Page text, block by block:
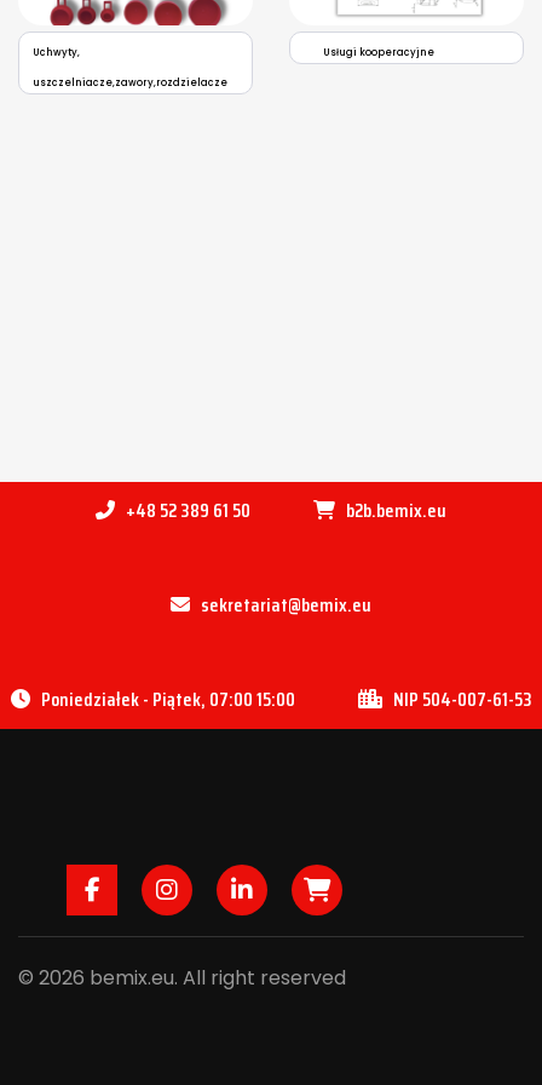
Uchwyty,
uszczelniacze,zawory,rozdzielacze
Usługi kooperacyjne
+48 52 389 61 50 b2b.bemix.eu
sekretariat@bemix.eu
Poniedziałek - Piątek, 07:00 15:00 NIP 504-007-61-53
FacebookInstagram
LinkedInB2B
© 2026 bemix.eu. All right reserved